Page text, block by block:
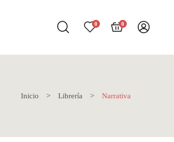
0 0
Inicio Librería Narrativa